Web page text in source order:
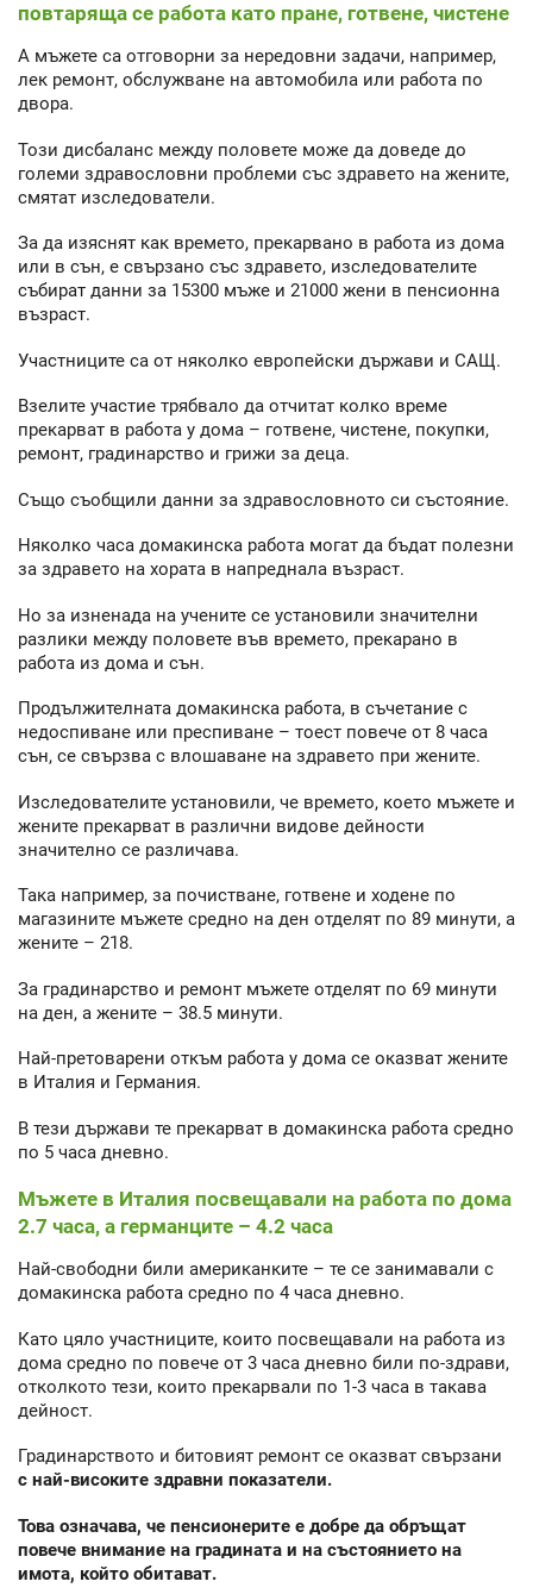
повтаряща се работа като пране, готвене, чистене
А мъжете са отговорни за нередовни задачи, например,
лек ремонт, обслужване на автомобила или работа по
двора.
Този дисбаланс между половете може да доведе до
големи здравословни проблеми със здравето на жените,
смятат изследователи.
За да изяснят как времето, прекарвано в работа из дома
или в сън, е свързано със здравето, изследователите
събират данни за 15300 мъже и 21000 жени в пенсионна
възраст.
Участниците са от няколко европейски държави и САЩ.
Взелите участие трябвало да отчитат колко време
прекарват в работа у дома – готвене, чистене, покупки,
ремонт, градинарство и грижи за деца.
Също съобщили данни за здравословното си състояние.
Няколко часа домакинска работа могат да бъдат полезни
за здравето на хората в напреднала възраст.
Но за изненада на учените се установили значителни
разлики между половете във времето, прекарано в
работа из дома и сън.
Продължителната домакинска работа, в съчетание с
недоспиване или преспиване – тоест повече от 8 часа
сън, се свързва с влошаване на здравето при жените.
Изследователите установили, че времето, което мъжете и
жените прекарват в различни видове дейности
значително се различава.
Така например, за почистване, готвене и ходене по
магазините мъжете средно на ден отделят по 89 минути, а
жените – 218.
За градинарство и ремонт мъжете отделят по 69 минути
на ден, а жените – 38.5 минути.
Най-претоварени откъм работа у дома се оказват жените
в Италия и Германия.
В тези държави те прекарват в домакинска работа средно
по 5 часа дневно.
Мъжете в Италия посвещавали на работа по дома
2.7 часа, а германците – 4.2 часа
Най-свободни били американките – те се занимавали с
домакинска работа средно по 4 часа дневно.
Като цяло участниците, които посвещавали на работа из
дома средно по повече от 3 часа дневно били по-здрави,
отколкото тези, които прекарвали по 1-3 часа в такава
дейност.
Градинарството и битовият ремонт се оказват свързани
с най-високите здравни показатели.
Това означава, че пенсионерите е добре да обръщат
повече внимание на градината и на състоянието на
имота, който обитават.